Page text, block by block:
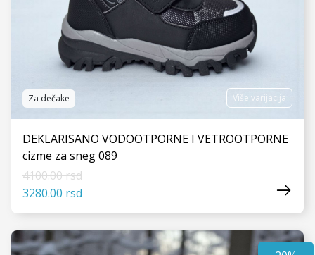
Za dečake Više varijacija
DEKLARISANO VODOOTPORNE I VETROOTPORNE
cizme za sneg 089
4100.00 rsd
3280.00 rsd